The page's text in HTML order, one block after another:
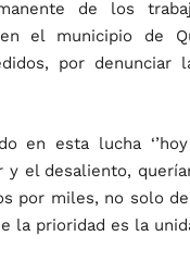
de los
en el municipio de
por denunciar
en esta lucha
el desaliento,
por miles, no solo
prioridad es la